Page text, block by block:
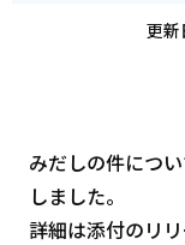
更新
みだしの件につ
しました。
詳細は添付のリ